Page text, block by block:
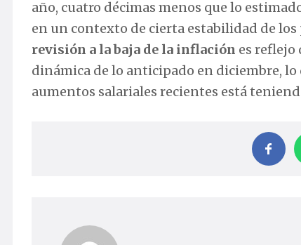
año, cuatro décimas menos que lo
en un contexto de cierta estabilidad de los
revisión a la baja de la inflación es reflejo
dinámica de lo anticipado en diciembre,
aumentos salariales recientes está